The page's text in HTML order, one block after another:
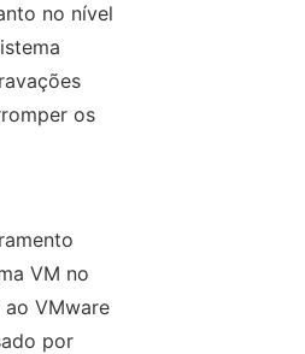
no nível
os
VM no
VMware
por